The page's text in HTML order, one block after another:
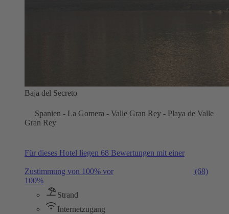
Baja del Secreto
Spanien - La Gomera - Valle Gran Rey - Playa de Valle
Gran Rey
Für dieses Hotel liegen 68 Bewertungen mit einer
Zustimmung von 100% vor
(68)
100%
Strand
Internetzugang